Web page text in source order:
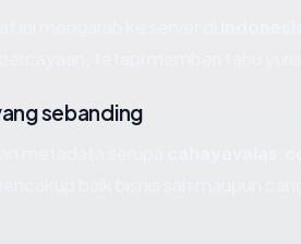
sebanding